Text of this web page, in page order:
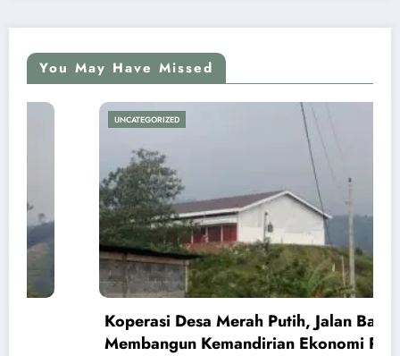
You May Have Missed
Koperasi Desa Merah Putih, Jalan Baru
Membangun Kemandirian Ekonomi Papua